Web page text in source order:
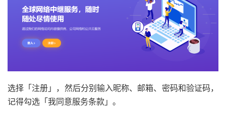
选择「注册」，然后分别输入昵称、邮箱、密码和验证码，
记得勾选「我同意服务条款」。